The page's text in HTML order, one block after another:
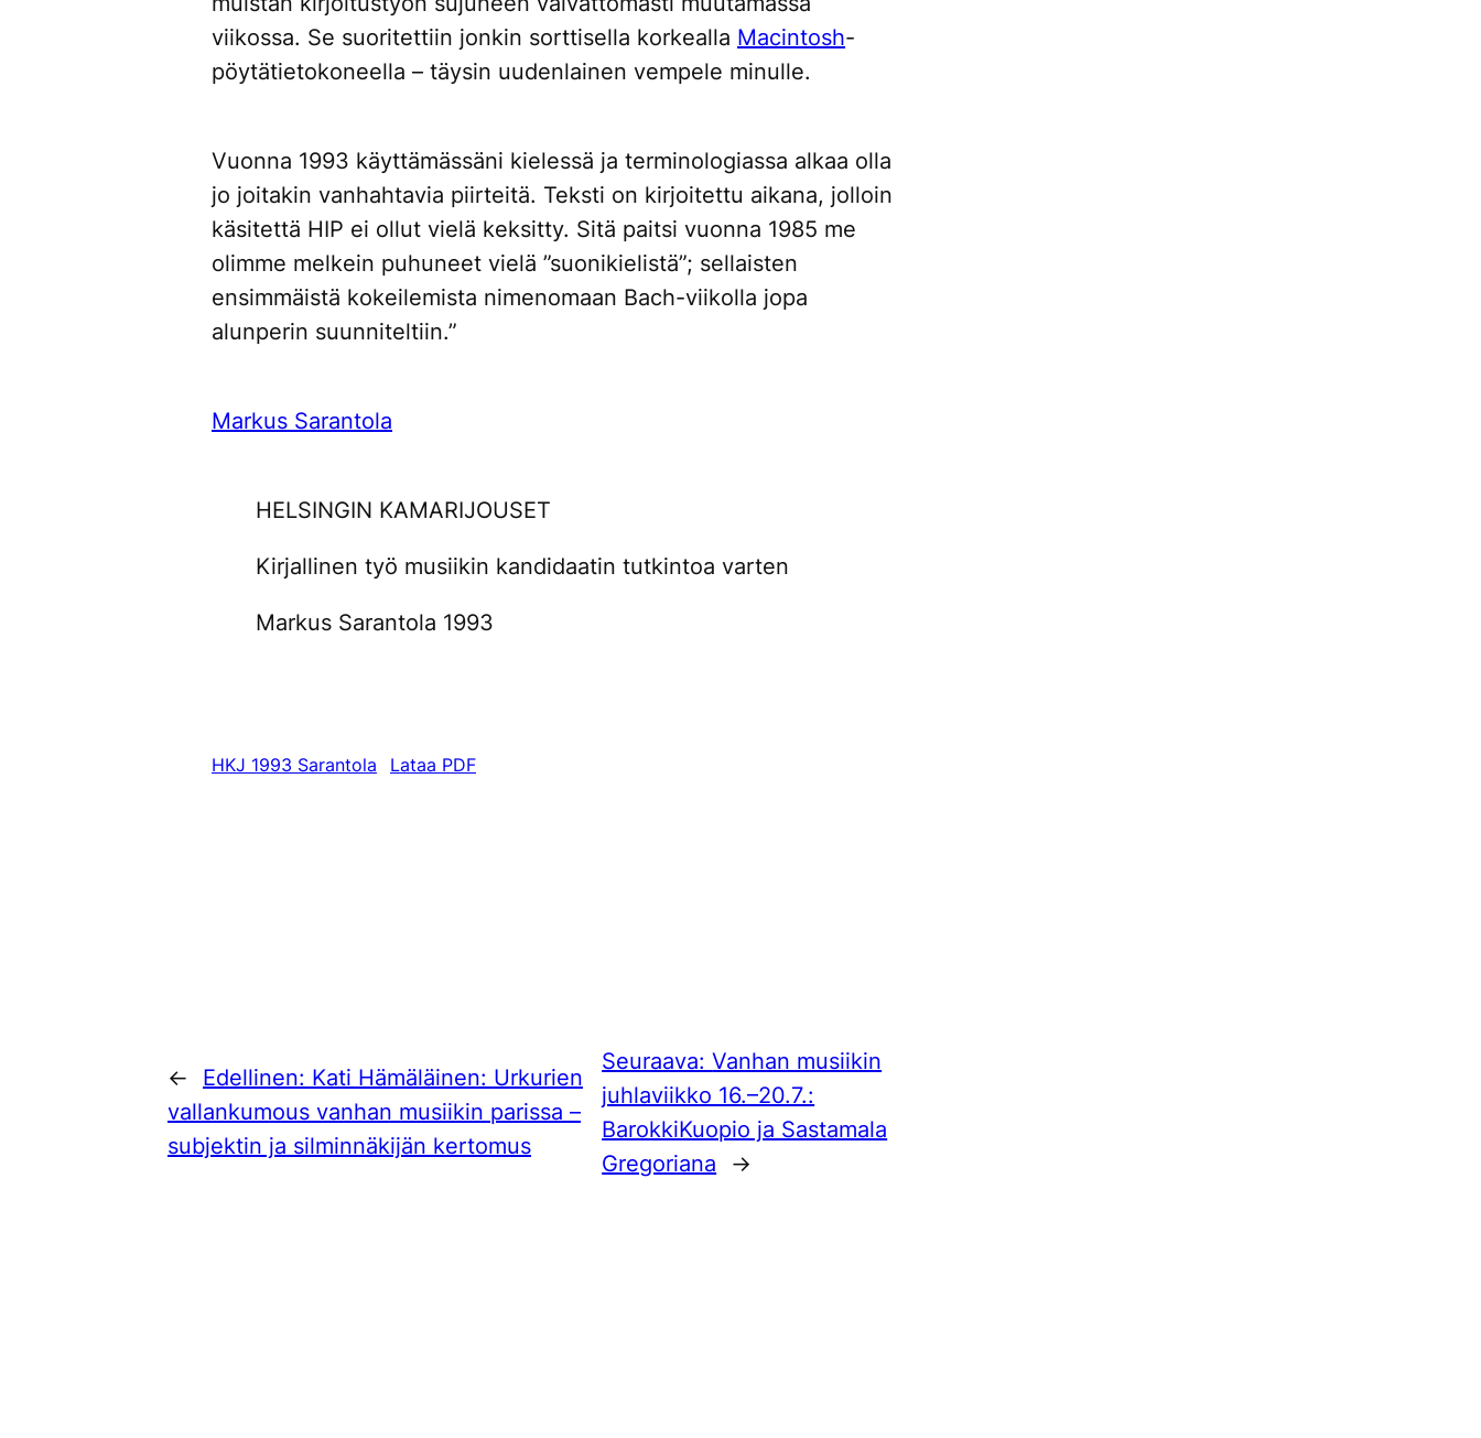
viikossa. Se suoritettiin jonkin sorttisella korkealla Macintosh-
pöytätietokoneella – täysin uudenlainen vempele minulle.
Vuonna 1993 käyttämässäni kielessä ja terminologiassa alkaa olla
jo joitakin vanhahtavia piirteitä. Teksti on kirjoitettu aikana, jolloin
käsitettä HIP ei ollut vielä keksitty. Sitä paitsi vuonna 1985 me
olimme melkein puhuneet vielä ”suonikielistä”; sellaisten
ensimmäistä kokeilemista nimenomaan Bach-viikolla jopa
alunperin suunniteltiin.”
Markus Sarantola
HELSINGIN KAMARIJOUSET
Kirjallinen työ musiikin kandidaatin tutkintoa varten
Markus Sarantola 1993
HKJ 1993 Sarantola Lataa PDF
← Edellinen: Kati Hämäläinen: Urkurien
vallankumous vanhan musiikin parissa –
subjektin ja silminnäkijän kertomus
Seuraava:Vanhan musiikin
juhlaviikko 16.–20.7.:
BarokkiKuopio ja Sastamala
Gregoriana
→